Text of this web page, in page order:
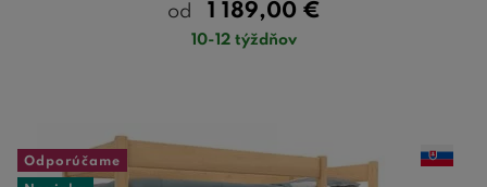
od 1 189,00 €
10-12 týždňov
Odporúčame